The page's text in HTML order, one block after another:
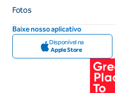
Fotos
Baixe nosso aplicativo
Disponível na
Apple Store